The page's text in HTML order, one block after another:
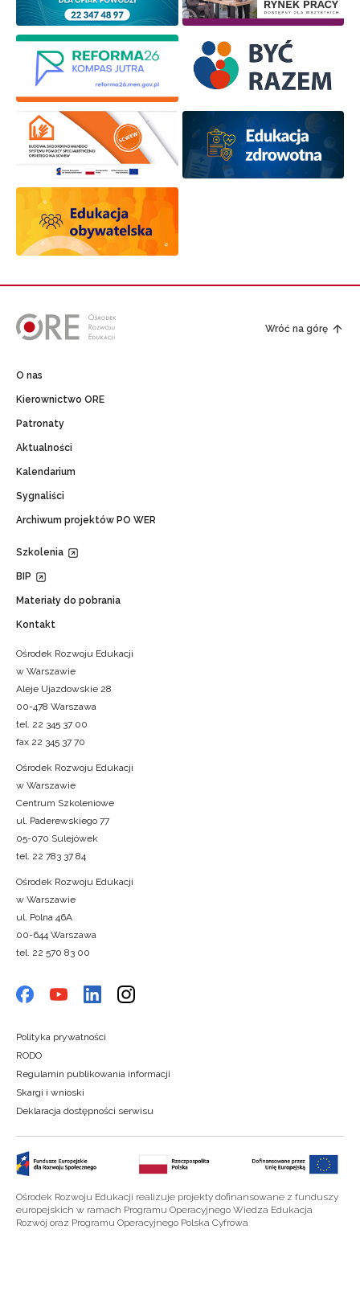
Wróć na górę
O nas
Kierownictwo ORE
Patronaty
Aktualności
Kalendarium
Sygnaliści
Archiwum projektów PO WER
Szkolenia
BIP
Materiały do pobrania
Kontakt
Ośrodek Rozwoju Edukacji
w Warszawie
Aleje Ujazdowskie 28
00-478 Warszawa
tel. 22 345 37 00
fax 22 345 37 70
Ośrodek Rozwoju Edukacji
w Warszawie
Centrum Szkoleniowe
ul. Paderewskiego 77
05-070 Sulejówek
tel. 22 783 37 84
Ośrodek Rozwoju Edukacji
w Warszawie
ul. Polna 46A
00-644 Warszawa
tel. 22 570 83 00
Polityka prywatności
RODO
Regulamin publikowania informacji
Skargi i wnioski
Deklaracja dostępności serwisu
Ośrodek Rozwoju Edukacji realizuje projekty dofinansowane z funduszy
europejskich w ramach Programu Operacyjnego Wiedza Edukacja
Rozwój oraz Programu Operacyjnego Polska Cyfrowa